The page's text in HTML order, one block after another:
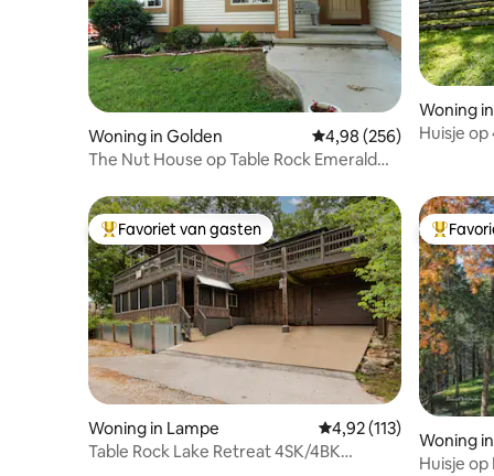
Woning in Golden Gemiddelde
4,98 (256)
The Nut House op Table Rock Emerald
Woning
Huisje
Topfavoriet van gasten
Favoriet van gasten
Woning in Lampe Gemiddelde
4,92 (113)
Table Rock Lake Retreat 4SK/4BK
Woning
Huisje op